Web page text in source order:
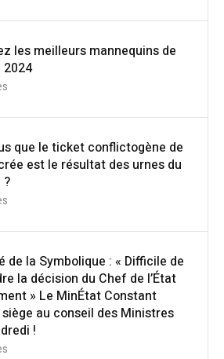
les meilleurs mannequins de
2024
que le ticket conflictogène de
est le résultat des urnes du
?
de la Symbolique : « Difficile de
la décision du Chef de l’État
» Le MinÉtat Constant
au conseil des Ministres
!